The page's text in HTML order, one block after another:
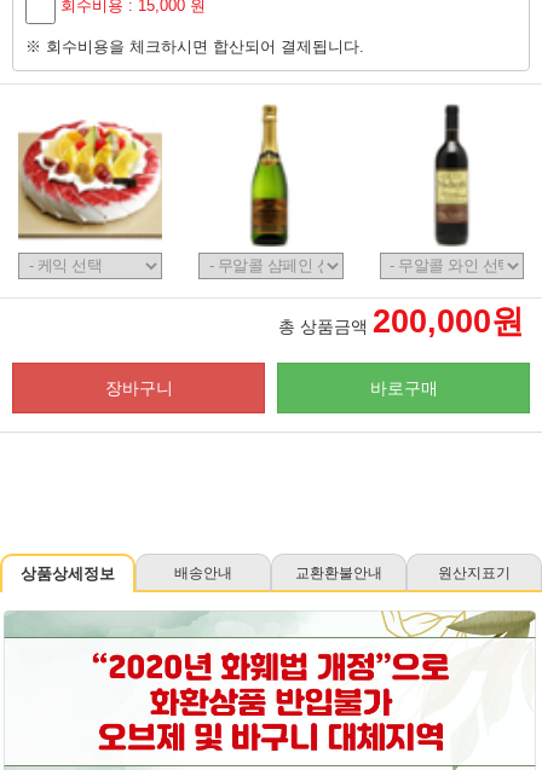
회수비용 : 15,000 원
※ 회수비용을 체크하시면 합산되어 결제됩니다.
총 상품금액 200,000원
장바구니 바로구매
상품상세정보 배송안내 교환환불안내 원산지표기